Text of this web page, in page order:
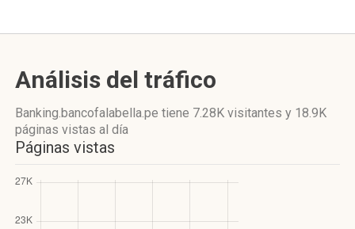
Análisis del tráfico
Banking.bancofalabella.pe tiene 7.28K visitantes y 18.9K
páginas vistas al día
Páginas vistas